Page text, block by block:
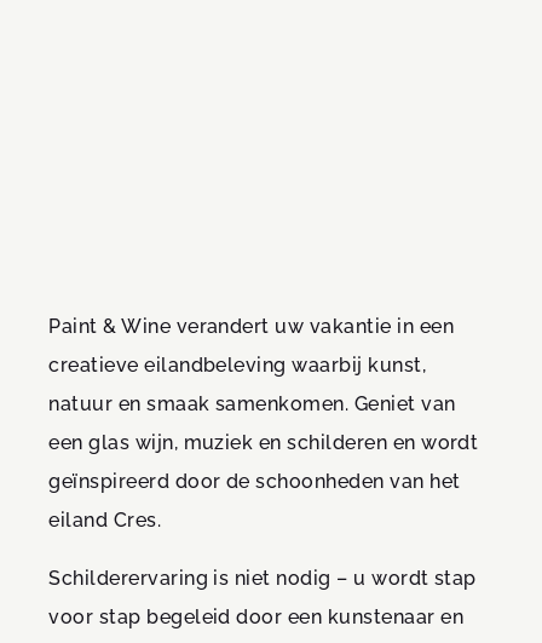
Paint & Wine verandert uw vakantie in een
creatieve eilandbeleving waarbij kunst,
natuur en smaak samenkomen. Geniet van
een glas wijn, muziek en schilderen en wordt
geïnspireerd door de schoonheden van het
eiland Cres.
Schilderervaring is niet nodig – u wordt stap
voor stap begeleid door een kunstenaar en